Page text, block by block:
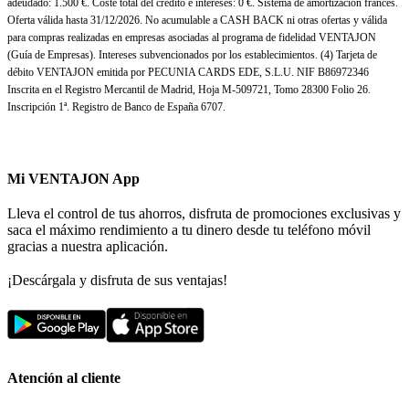
adeudado: 1.500 €. Coste total del crédito e intereses: 0 €. Sistema de amortización francés.
Oferta válida hasta 31/12/2026. No acumulable a CASH BACK ni otras ofertas y válida
para compras realizadas en empresas asociadas al programa de fidelidad VENTAJON
(Guía de Empresas). Intereses subvencionados por los establecimientos. (4) Tarjeta de
débito VENTAJON emitida por PECUNIA CARDS EDE, S.L.U. NIF B86972346
Inscrita en el Registro Mercantil de Madrid, Hoja M-509721, Tomo 28300 Folio 26.
Inscripción 1ª. Registro de Banco de España 6707.
Mi VENTAJON App
Lleva el control de tus ahorros, disfruta de promociones exclusivas y
saca el máximo rendimiento a tu dinero desde tu teléfono móvil
gracias a nuestra aplicación.
¡Descárgala y disfruta de sus ventajas!
Atención al cliente